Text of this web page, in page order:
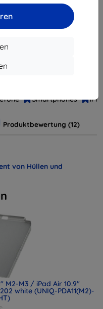
Smartphones
Produktbewertung (12)
von Hüllen und
M2-M3 / iPad Air 10.9"
white (UNIQ-PDA11(M2)-